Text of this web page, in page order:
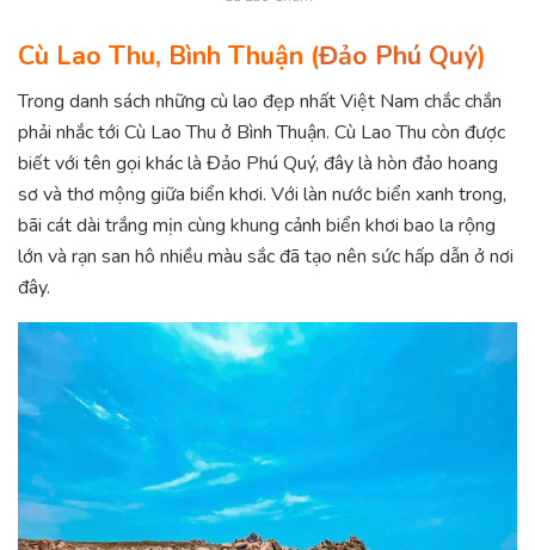
Cù Lao Thu, Bình Thuận (Đảo Phú Quý)
Trong danh sách những cù lao đẹp nhất Việt Nam chắc chắn
phải nhắc tới Cù Lao Thu ở Bình Thuận. Cù Lao Thu còn được
biết với tên gọi khác là Đảo Phú Quý, đây là hòn đảo hoang
sơ và thơ mộng giữa biển khơi. Với làn nước biển xanh trong,
bãi cát dài trắng mịn cùng khung cảnh biển khơi bao la rộng
lớn và rạn san hô nhiều màu sắc đã tạo nên sức hấp dẫn ở nơi
đây.